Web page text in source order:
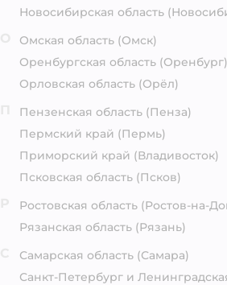
Новосибирская область
Омская область (Омск)
Оренбургская область (Оренбург)
Орловская область (Орёл)
Пензенская область (Пенза)
Пермский край (Пермь)
Приморский край (Владивосток)
Псковская область (Псков)
Ростовская область (Ростов-на-
Рязанская область (Рязань)
Самарская область (Самара)
Санкт-Петербург и